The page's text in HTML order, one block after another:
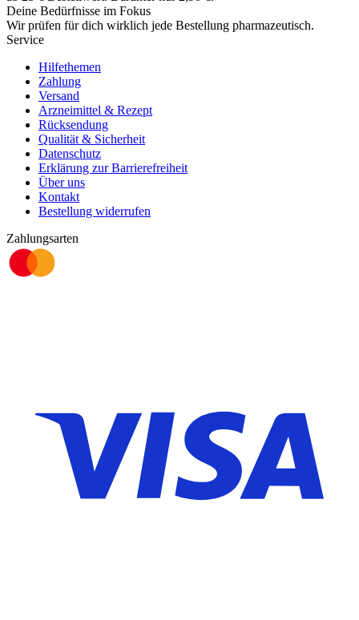
Deine Bedürfnisse im Fokus
Wir prüfen für dich wirklich jede Bestellung pharmazeutisch.
Service
Hilfethemen
Zahlung
Versand
Arzneimittel & Rezept
Rücksendung
Qualität & Sicherheit
Datenschutz
Erklärung zur Barrierefreiheit
Über uns
Kontakt
Bestellung widerrufen
Zahlungsarten